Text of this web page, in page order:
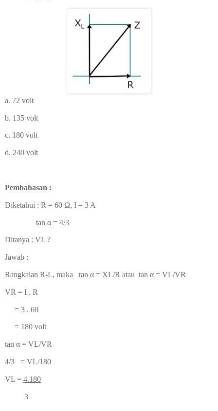
a. 72 volt
b. 135 volt
c. 180 volt
d. 240 volt
Pembahasan :
Diketahui : R = 60 Ω, I = 3 A
tan α = 4/3
Ditanya : VL ?
Jawab :
Rangkaian R-L, maka tan α = XL/R atau tan α = VL/VR
VR = I . R
= 3 . 60
= 180 volt
tan α = VL/VR
4/3 = VL/180
VL = 4.180
3